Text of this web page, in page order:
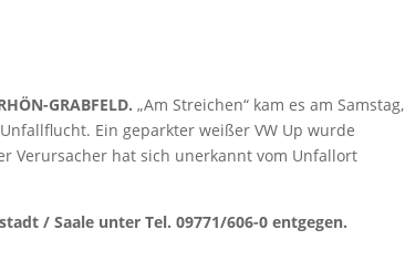
GRABFELD. „Am Streichen“ kam es am Samstag,
Ein geparkter weißer VW Up wurde
Verursacher hat sich unerkannt vom Unfallort
/ Saale unter Tel. 09771/606-0 entgegen.